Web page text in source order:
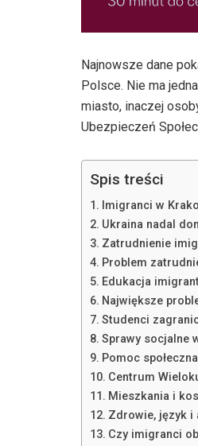
Najnowsze dane
Polsce. Nie ma
miasto, inaczej
Ubezpieczeń
Spis treści
Imigranci w
Ukraina nadal
Zatrudnienie
Problem
Edukacja
Największe
Studenci
Sprawy socjalne
Pomoc
Centrum
Mieszkania i
Zdrowie, język i
Czy imigranci